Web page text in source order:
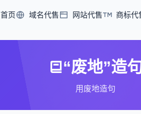
首页 域名代售 网站代售 商标代
“废地”造
用废地造句